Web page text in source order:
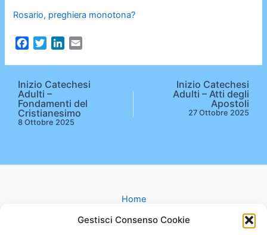
Gestisci Consenso Cookie
Rosario, preghiera monotona?
c
e
b
o
o
i
t
t
e
r
n
k
d
I
a
i
Inizio Catechesi
Adulti –
Fondamenti del
Cristianesimo
8 Ottobre 2025
Inizio Catechesi
Adulti – Atti degli
Apostoli
27 Ottobre 2025
Home